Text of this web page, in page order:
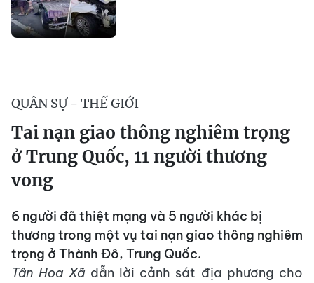
QUÂN SỰ - THẾ GIỚI
Tai nạn giao thông nghiêm trọng
ở Trung Quốc, 11 người thương
vong
6 người đã thiệt mạng và 5 người khác bị
thương trong một vụ tai nạn giao thông nghiêm
trọng ở Thành Đô, Trung Quốc.
Tân Hoa Xã dẫn lời cảnh sát địa phương cho